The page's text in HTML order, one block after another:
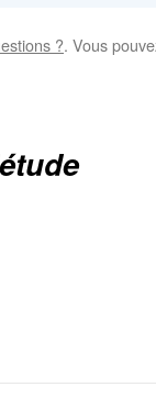
?. Vous